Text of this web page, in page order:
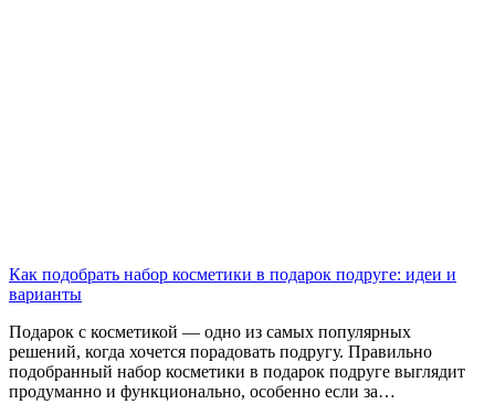
Как подобрать набор косметики в подарок подруге: идеи и
варианты
Подарок с косметикой — одно из самых популярных
решений, когда хочется порадовать подругу. Правильно
подобранный набор косметики в подарок подруге выглядит
продуманно и функционально, особенно если за…